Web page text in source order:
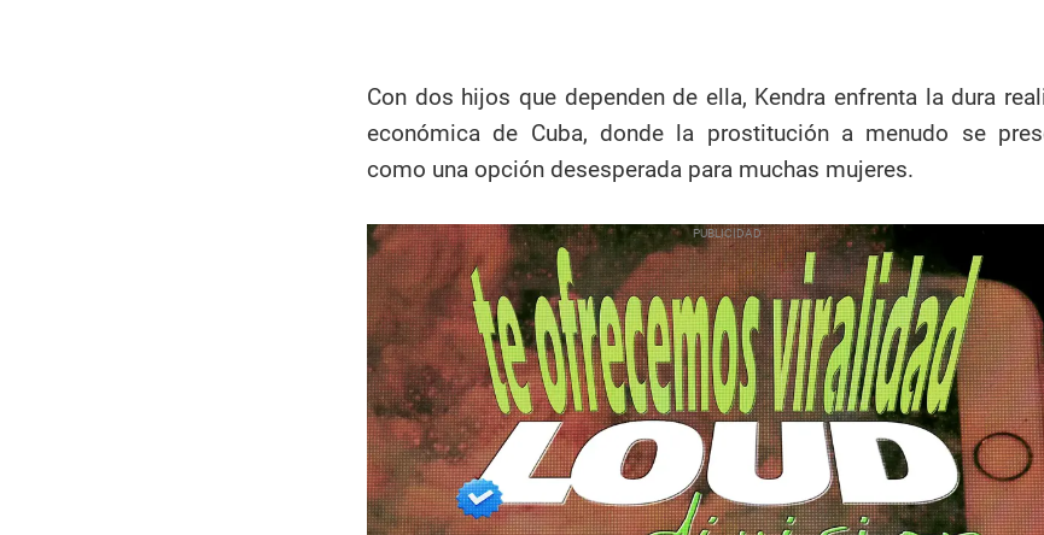
Con dos hijos que dependen de ella, Kendra enfrenta la dura
económica de Cuba, donde la prostitución a menudo se
como una opción desesperada para muchas mujeres.